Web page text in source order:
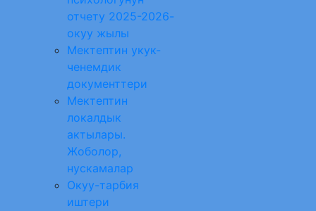
отчету 2025-2026-
окуу жылы
Мектептин укук-
ченемдик
документтери
Мектептин
локалдык
актылары.
Жоболор,
нускамалар
Окуу-тарбия
иштери